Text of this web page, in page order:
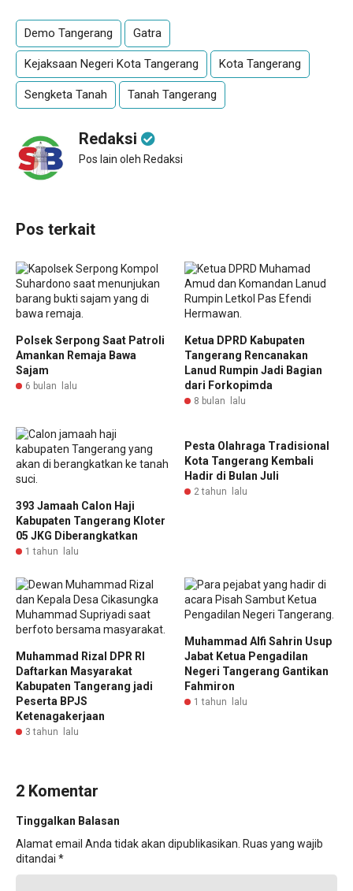
Demo Tangerang Gatra
Kejaksaan Negeri Kota Tangerang Kota Tangerang
Sengketa Tanah Tanah Tangerang
Redaksi
Pos lain oleh Redaksi
Pos terkait
Polsek Serpong Saat Patroli
Amankan Remaja Bawa
Sajam
6 bulan lalu
Ketua DPRD Kabupaten
Tangerang Rencanakan
Lanud Rumpin Jadi Bagian
dari Forkopimda
8 bulan lalu
393 Jamaah Calon Haji
Kabupaten Tangerang Kloter
05 JKG Diberangkatkan
1 tahun lalu
Pesta Olahraga Tradisional
Kota Tangerang Kembali
Hadir di Bulan Juli
2 tahun lalu
Muhammad Rizal DPR RI
Daftarkan Masyarakat
Kabupaten Tangerang jadi
Peserta BPJS
Ketenagakerjaan
3 tahun lalu
Muhammad Alfi Sahrin Usup
Jabat Ketua Pengadilan
Negeri Tangerang Gantikan
Fahmiron
1 tahun lalu
2 Komentar
Tinggalkan Balasan
Alamat email Anda tidak akan dipublikasikan. Ruas yang wajib
ditandai *